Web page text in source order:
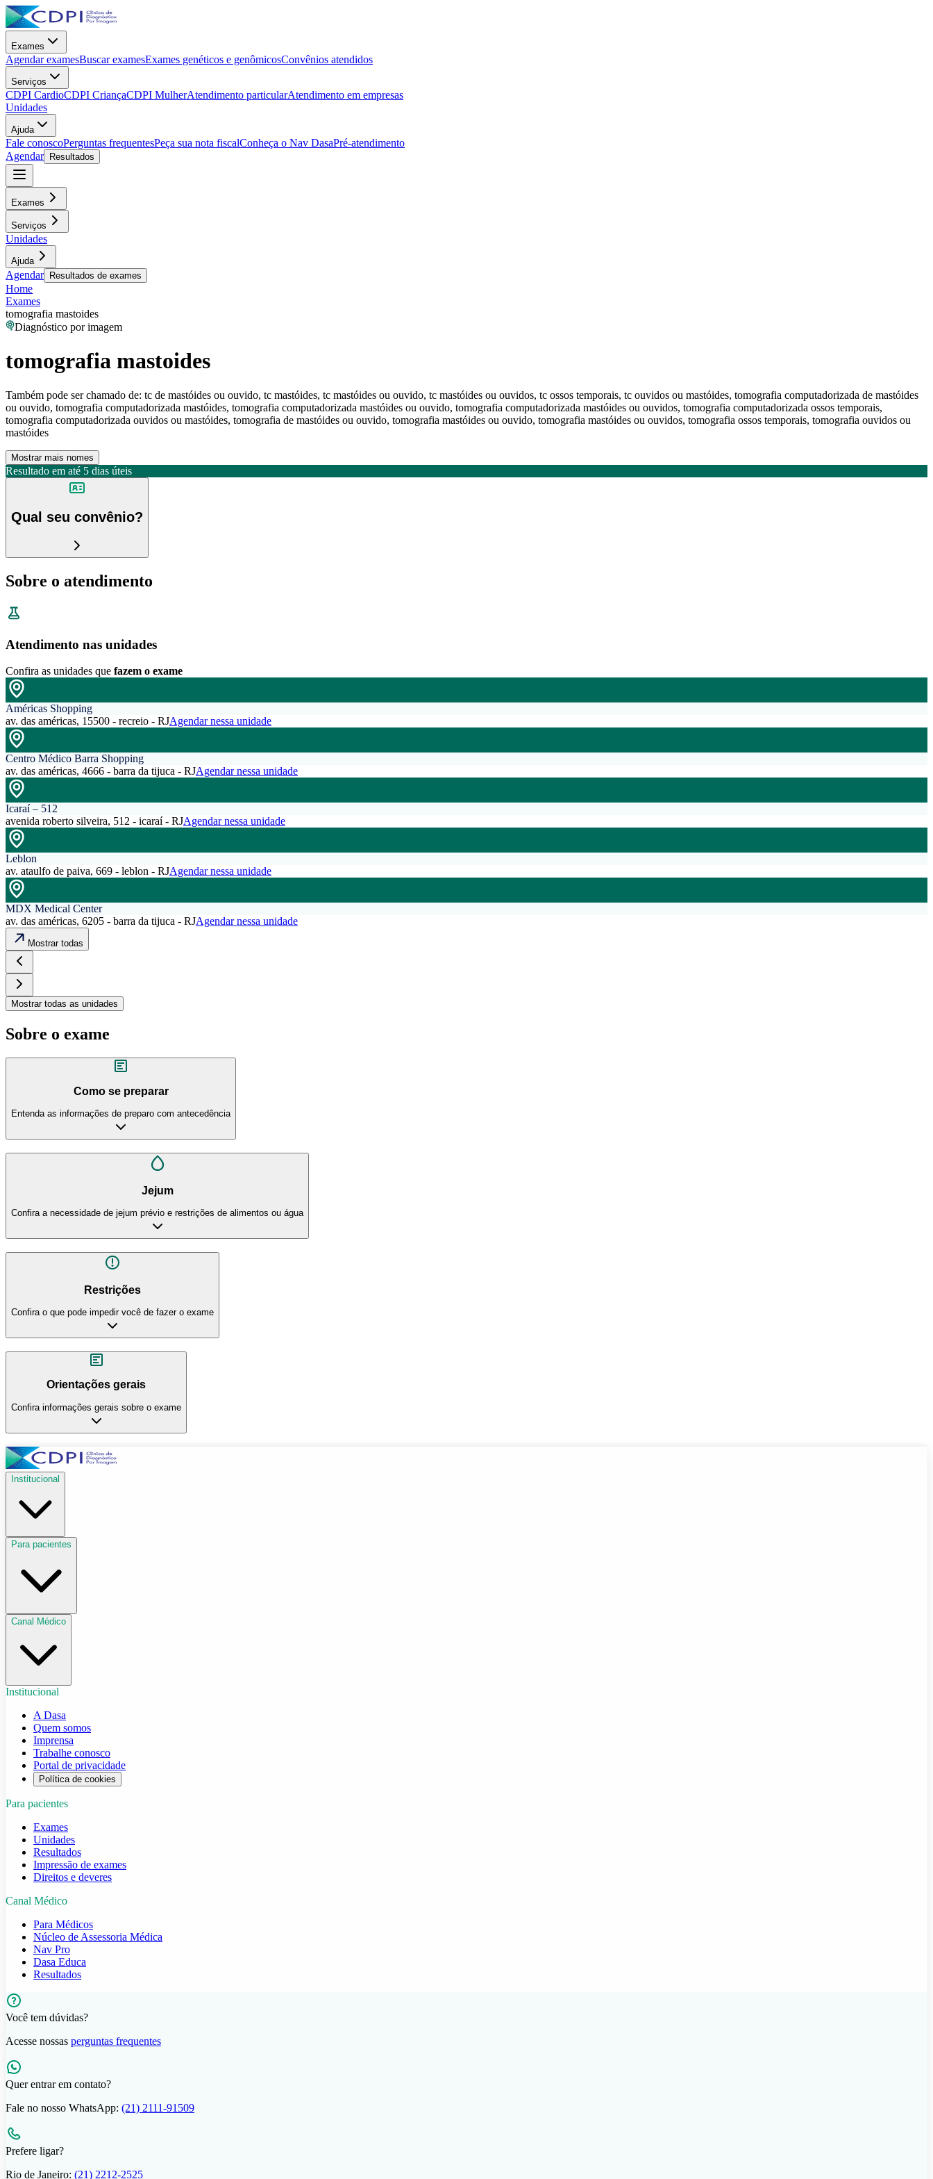
Exames
Agendar examesBuscar examesExames genéticos e genômicosConvênios atendidos
Serviços
CDPI CardioCDPI CriançaCDPI MulherAtendimento particularAtendimento em empresas
Unidades
Ajuda
Fale conoscoPerguntas frequentesPeça sua nota fiscalConheça o Nav DasaPré-atendimento
Agendar
Resultados
Exames
Serviços
Unidades
Ajuda
Agendar Resultados de exames
Home
Exames
tomografia mastoides
Diagnóstico por imagem
tomografia mastoides
Também pode ser chamado de: tc de mastóides ou ouvido, tc mastóides, tc mastóides ou ouvido, tc mastóides ou ouvidos, tc ossos temporais, tc ouvidos ou mastóides, tomografia computadorizada de mastóides
ou ouvido, tomografia computadorizada mastóides, tomografia computadorizada mastóides ou ouvido, tomografia computadorizada mastóides ou ouvidos, tomografia computadorizada ossos temporais,
tomografia computadorizada ouvidos ou mastóides, tomografia de mastóides ou ouvido, tomografia mastóides ou ouvido, tomografia mastóides ou ouvidos, tomografia ossos temporais, tomografia ouvidos ou
mastóides
Mostrar mais nomes
Resultado em até 5 dias úteis
Qual seu convênio?
Sobre o atendimento
Atendimento nas unidades
Confira as unidades que fazem o exame
Américas Shopping
av. das américas, 15500 - recreio - RJAgendar nessa unidade
Centro Médico Barra Shopping
av. das américas, 4666 - barra da tijuca - RJAgendar nessa unidade
Icaraí – 512
avenida roberto silveira, 512 - icaraí - RJAgendar nessa unidade
Leblon
av. ataulfo de paiva, 669 - leblon - RJAgendar nessa unidade
MDX Medical Center
av. das américas, 6205 - barra da tijuca - RJAgendar nessa unidade
Mostrar todas
Mostrar todas as unidades
Sobre o exame
Como se preparar
Entenda as informações de preparo com antecedência
Jejum
Confira a necessidade de jejum prévio e restrições de alimentos ou água
Restrições
Confira o que pode impedir você de fazer o exame
Orientações gerais
Confira informações gerais sobre o exame
Institucional
Para pacientes
Canal Médico
Institucional
A Dasa
Quem somos
Imprensa
Trabalhe conosco
Portal de privacidade
Política de cookies
Para pacientes
Exames
Unidades
Resultados
Impressão de exames
Direitos e deveres
Canal Médico
Para Médicos
Núcleo de Assessoria Médica
Nav Pro
Dasa Educa
Resultados
Você tem dúvidas?
Acesse nossas perguntas frequentes
Quer entrar em contato?
Fale no nosso WhatsApp: (21) 2111-91509
Prefere ligar?
Rio de Janeiro: (21) 2212-2525